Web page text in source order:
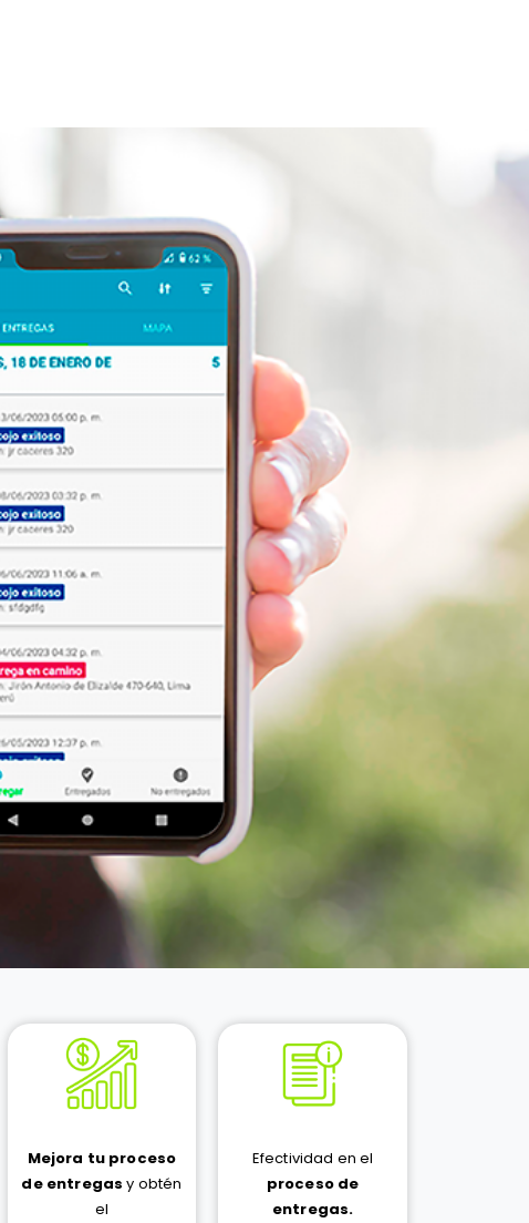
Mejora tu proceso
de entregas y obtén
el
Efectividad en el
proceso de
entregas.